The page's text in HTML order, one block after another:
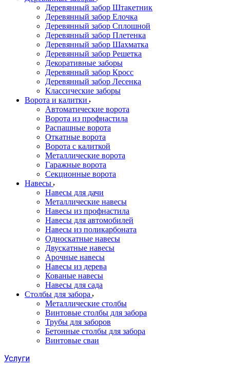
Деревянный забор Штакетник
Деревянный забор Елочка
Деревянный забор Сплошной
Деревянный забор Плетенка
Деревянный забор Шахматка
Деревянный забор Решетка
Декоративные заборы
Деревянный забор Кросс
Деревянный забор Лесенка
Классические заборы
Ворота и калитки
Автоматические ворота
Ворота из профнастила
Распашные ворота
Откатные ворота
Ворота с калиткой
Металлические ворота
Гаражные ворота
Секционные ворота
Навесы
Навесы для дачи
Металлические навесы
Навесы из профнастила
Навесы для автомобилей
Навесы из поликарбоната
Односкатные навесы
Двускатные навесы
Арочные навесы
Навесы из дерева
Кованые навесы
Навесы для сада
Столбы для забора
Металлические столбы
Винтовые столбы для забора
Трубы для заборов
Бетонные столбы для забора
Винтовые сваи
Услуги